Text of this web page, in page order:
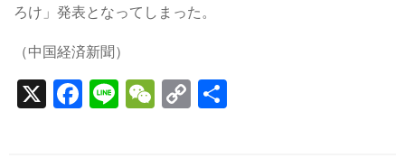
ろけ」発表となってしまった。
（中国経済新聞）
X F
a
Li
n
W
e
C
o